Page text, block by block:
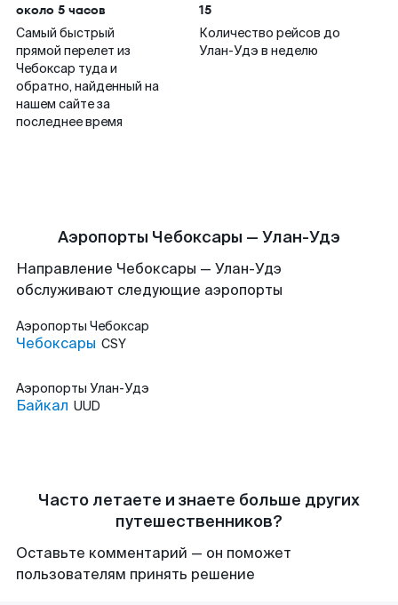
около 5 часов
Самый быстрый
прямой перелет из
Чебоксар туда и
обратно, найденный на
нашем сайте за
последнее время
15
Количество рейсов до
Улан-Удэ в неделю
Аэропорты Чебоксары — Улан-Удэ
Направление Чебоксары — Улан-Удэ
обслуживают следующие аэропорты
Аэропорты Чебоксар
Чебоксары CSY
Аэропорты Улан-Удэ
Байкал UUD
Часто летаете и знаете больше других
путешественников?
Оставьте комментарий — он поможет
пользователям принять решение